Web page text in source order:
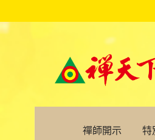
禪師開示 特